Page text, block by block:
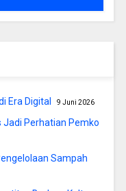
Era Digital 9 Juni 2026
Jadi Perhatian Pemko
Sampah